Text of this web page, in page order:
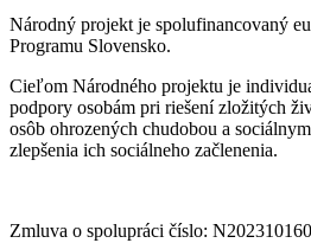
Národný projekt je spolufinancovaný
Programu Slovensko.
Cieľom Národného projektu je
podpory osobám pri riešení zložitých
osôb ohrozených chudobou a
zlepšenia ich sociálneho začlenenia.
Zmluva o spolupráci číslo: